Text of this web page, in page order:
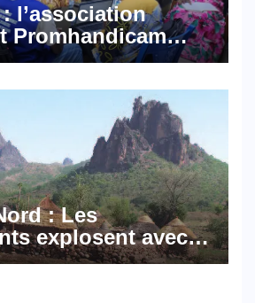
l’association
Promhandicam
faveur d’une
: Les
explosent avec
en trois mois